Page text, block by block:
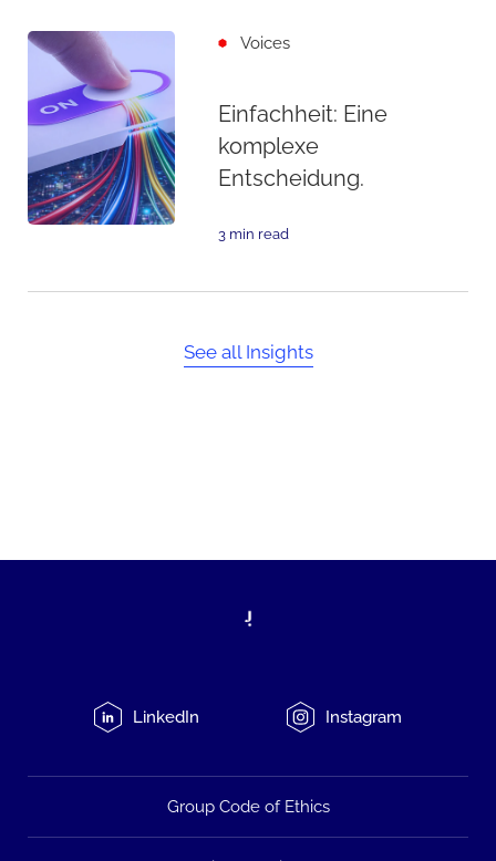
Voices
Einfachheit: Eine
komplexe
Entscheidung.
3 min read
See all Insights
LinkedIn Instagram
Group Code of Ethics